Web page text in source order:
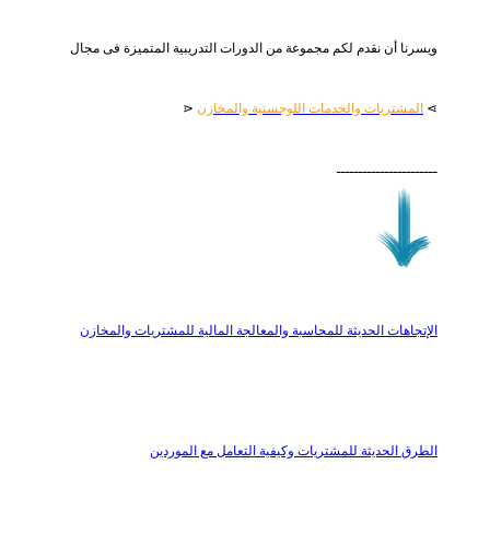
ويسرنا أن نقدم لكم مجموعة من الدورات التدريبية المتميزة فى مجال
⋗ المشتريات والخدمات اللوجستية والمخازن ⋖
الإتجاهات الحديثة للمحاسبة والمعالجة المالية للمشتريات والمخازن
الطرق الحديثة للمشتريات وكيفية التعامل مع الموردين